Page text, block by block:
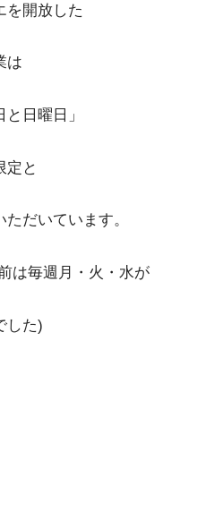
を開放した
は
と日曜日」
定と
ただいています。
は毎週月・火・水が
した)